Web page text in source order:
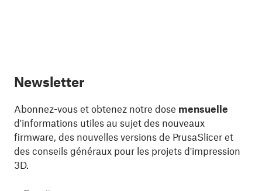
Newsletter
Abonnez-vous et obtenez notre dose mensuelle
d'informations utiles au sujet des nouveaux
firmware, des nouvelles versions de PrusaSlicer et
des conseils généraux pour les projets d'impression
3D.